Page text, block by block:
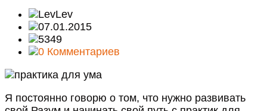
Lev
07.01.2015
5349
0 Комментариев
Я постоянно говорю о том, что нужно развивать